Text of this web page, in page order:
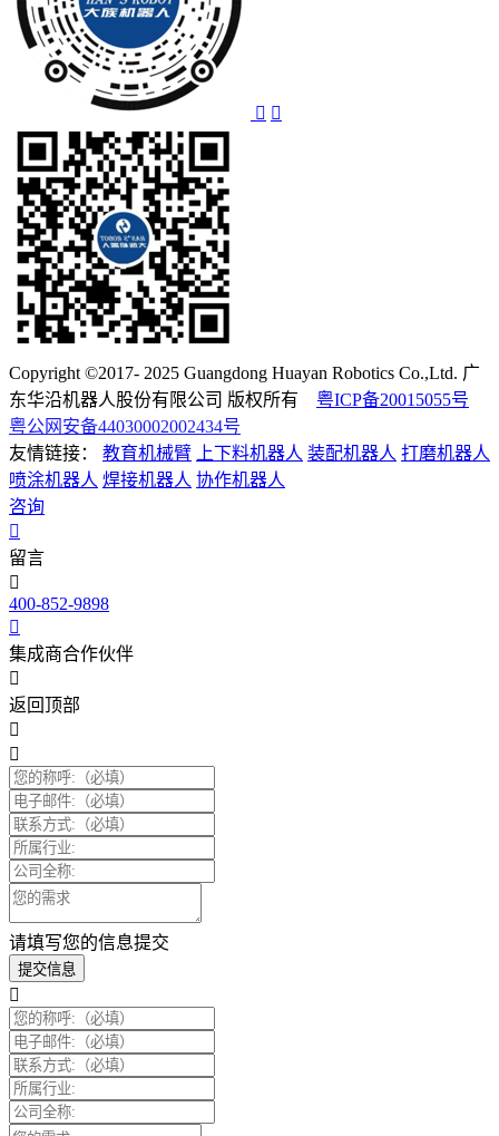
Copyright ©2017- 2025 Guangdong Huayan Robotics Co.,Ltd. 广
东华沿机器人股份有限公司 版权所有 粤ICP备20015055号
粤公网安备44030002002434号
友情链接：
教育机械臂 上下料机器人 装配机器人 打磨机器人
喷涂机器人 焊接机器人 协作机器人
咨询
留言
400-852-9898
集成商合作伙伴
返回顶部
请填写您的信息提交
提交信息